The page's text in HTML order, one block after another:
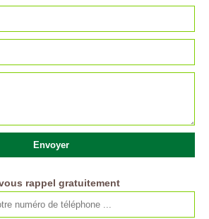
rappel gratuitement